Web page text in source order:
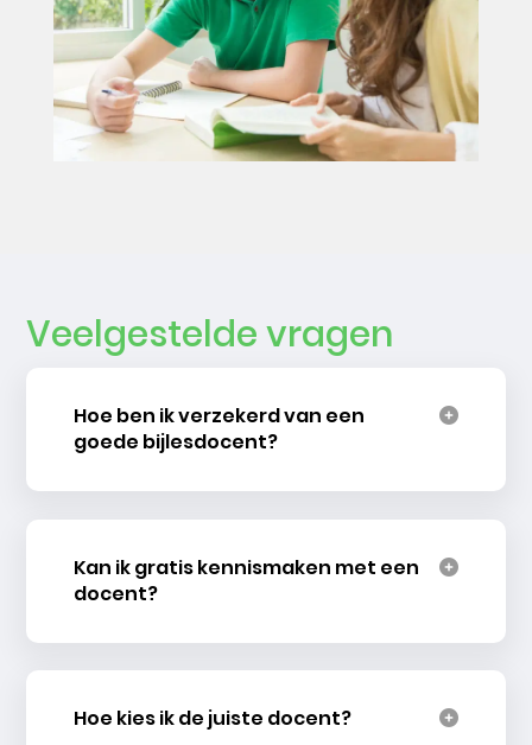
Veelgestelde vragen
Hoe ben ik verzekerd van een
goede bijlesdocent?
Kan ik gratis kennismaken met een
docent?
Hoe kies ik de juiste docent?